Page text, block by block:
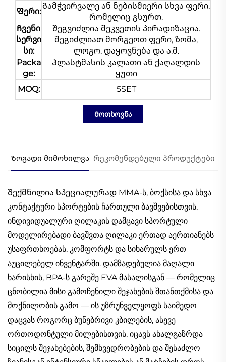
Ფერი:
Გამჭვირვალე ან ნებისმიერი სხვა ფერი,
რომელიც გსურთ.
Ჩვენი
სერვი
სი:
Შეგვიძლია შეკვეთის პირადიზაცია.
შეგიძლიათ მორგეოთ ფერი, ზომა,
ლოგო, დაყოვნება და ა.შ.
Packa
ge:
Პლასტმასის კალათი ან ქაღალდის
ყუთი
MOQ:
5SET
Მოთხოვნა
Ზოგადი მიმოხილვა Რეკომენდებული პროდუქტები
Შექმნილია სპეციალურად MMA-ს, ბოქსისა და სხვა
კონტაქტური სპორტების ჩართული ბავშვებისთვის,
ინდივიდუალური ღილაკის დამცავი სპორტული
მოდელირებადი ბავშვთა ღილაკი ერთად აერთიანებს
უსაფრთხოებას, კომფორტს და სიხარულს ერთ
აუცილებელ ინვენტარში. დამზადებულია მაღალი
ხარისხის, BPA-ს გარეშე EVA მასალისგან — რომელიც
ცნობილია მისი გამოჩენილი შეჯახების შთანთქმისა და
მოქნილობის გამო — ის უზრუნველყოფს საიმედო
დაცვას როგორც ბუნებრივი კბილების, ასევე
ორთოდონტული მილებისთვის, იცავს ახალგაზრდა
სიცილს შეჯახებების, შემხვედრობების და შესაძლო